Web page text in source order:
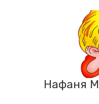
Нафаня